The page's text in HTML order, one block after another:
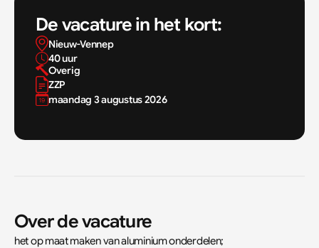
De vacature in het kort:
Nieuw-Vennep
40 uur
Overig
ZZP
maandag 3 augustus 2026
Over de vacature
het op maat maken van aluminium onderdelen;